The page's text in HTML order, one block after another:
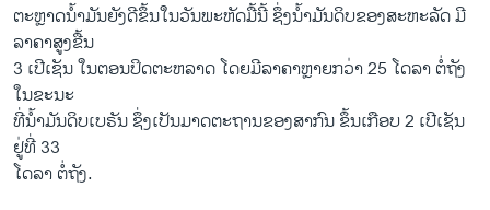
ຕະຫຼາດນໍ້າມັນຍັງດີຂຶ້ນໃນວັນພະຫັດມື້ນີ້ ຊຶ່ງນໍ້າມັນດິບຂອງສະຫະລັດ ມີ
ລາຄາສູງຂື້ນ
3 ເປີເຊັນ ໃນຕອນປິດຕະຫລາດ ໂດຍມີລາຄາຫຼາຍກວ່າ 25 ໂດລາ ຕໍ່ຖັງ
ໃນຂະນະ
ທີ່ນໍ້າມັນດິບເບຣັນ ຊຶ່ງເປັນມາດຕະຖານຂອງສາກົນ ຂຶ້ນເກືອບ 2 ເປີເຊັນ
ຢູ່ທີ່ 33
ໂດລາ ຕໍ່ຖັງ.